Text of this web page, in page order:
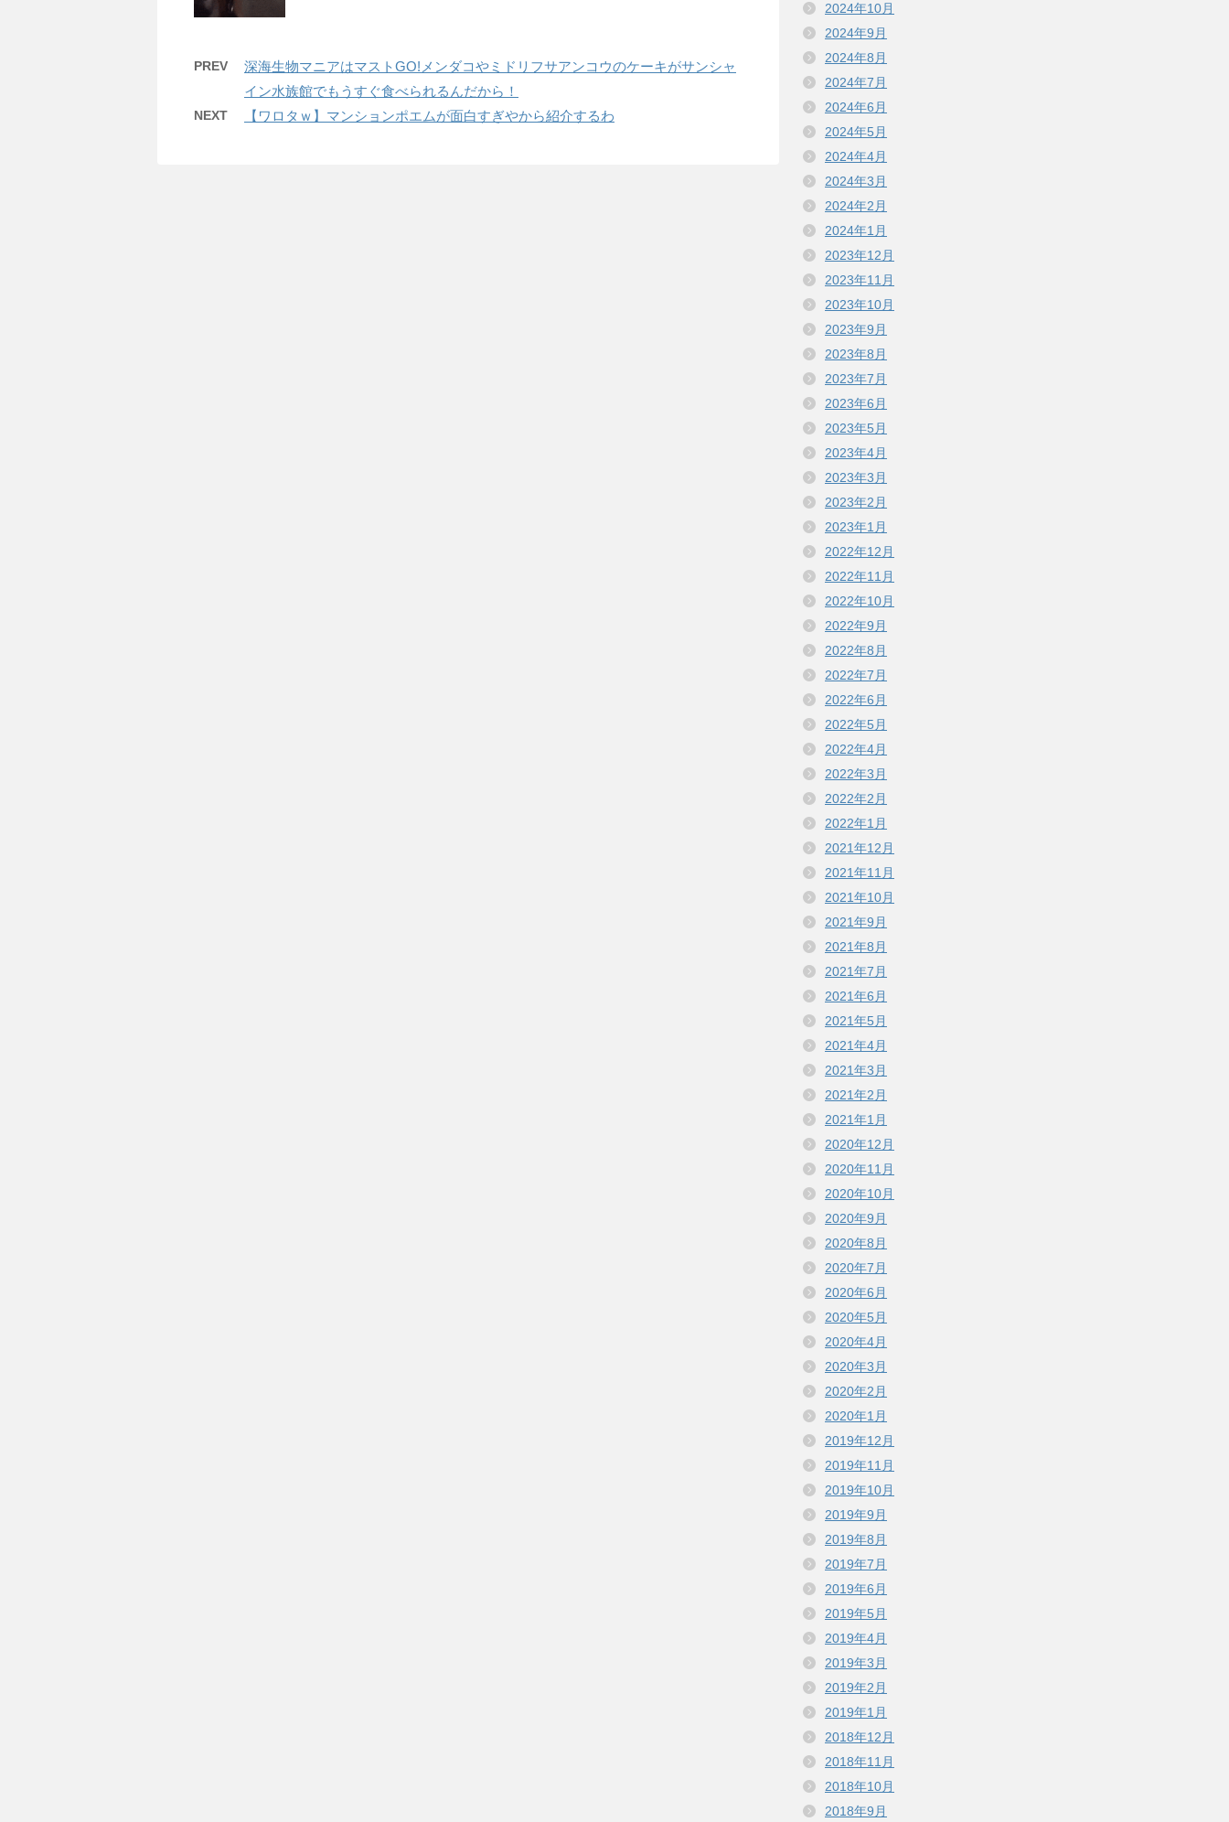
PREV
深海生物マニアはマストGO!メンダコやミドリフサアンコウのケーキがサンシャ
イン水族館でもうすぐ食べられるんだから！
NEXT 【ワロタｗ】マンションポエムが面白すぎやから紹介するわ
2024年10月
2024年9月
2024年8月
2024年7月
2024年6月
2024年5月
2024年4月
2024年3月
2024年2月
2024年1月
2023年12月
2023年11月
2023年10月
2023年9月
2023年8月
2023年7月
2023年6月
2023年5月
2023年4月
2023年3月
2023年2月
2023年1月
2022年12月
2022年11月
2022年10月
2022年9月
2022年8月
2022年7月
2022年6月
2022年5月
2022年4月
2022年3月
2022年2月
2022年1月
2021年12月
2021年11月
2021年10月
2021年9月
2021年8月
2021年7月
2021年6月
2021年5月
2021年4月
2021年3月
2021年2月
2021年1月
2020年12月
2020年11月
2020年10月
2020年9月
2020年8月
2020年7月
2020年6月
2020年5月
2020年4月
2020年3月
2020年2月
2020年1月
2019年12月
2019年11月
2019年10月
2019年9月
2019年8月
2019年7月
2019年6月
2019年5月
2019年4月
2019年3月
2019年2月
2019年1月
2018年12月
2018年11月
2018年10月
2018年9月